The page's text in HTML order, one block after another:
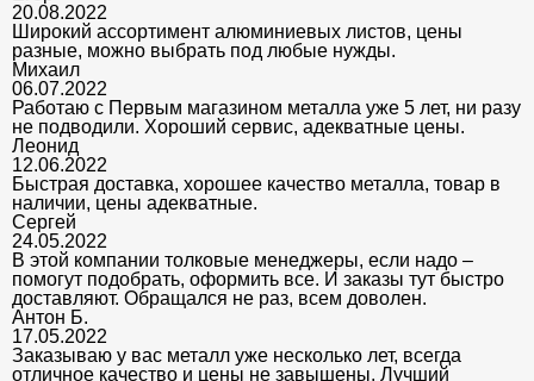
20.08.2022
Широкий ассортимент алюминиевых листов, цены
разные, можно выбрать под любые нужды.
Михаил
06.07.2022
Работаю с Первым магазином металла уже 5 лет, ни разу
не подводили. Хороший сервис, адекватные цены.
Леонид
12.06.2022
Быстрая доставка, хорошее качество металла, товар в
наличии, цены адекватные.
Сергей
24.05.2022
В этой компании толковые менеджеры, если надо –
помогут подобрать, оформить все. И заказы тут быстро
доставляют. Обращался не раз, всем доволен.
Антон Б.
17.05.2022
Заказываю у вас металл уже несколько лет, всегда
отличное качество и цены не завышены. Лучший